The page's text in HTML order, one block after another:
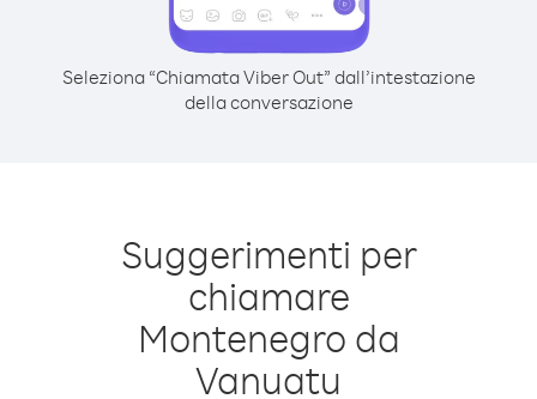
Seleziona “Chiamata Viber Out” dall’intestazione
della conversazione
Suggerimenti per
chiamare
Montenegro da
Vanuatu